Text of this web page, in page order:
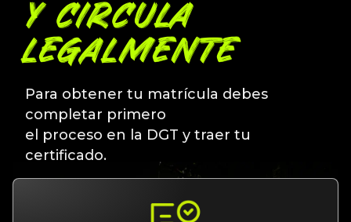
Y CIRCULA
LEGALMENTE
Para obtener tu matrícula debes
completar primero
el proceso en la DGT y traer tu
certificado.